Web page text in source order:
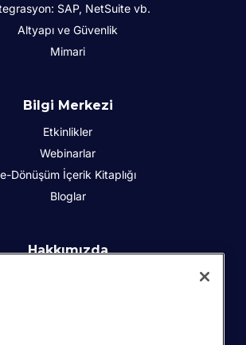
SAP, NetSuite vb.
Altyapı ve Güvenlik
Mimari
Bilgi Merkezi
Etkinlikler
Webinarlar
e-Dönüşüm İçerik Kitaplığı
Bloglar
Hakkımızda